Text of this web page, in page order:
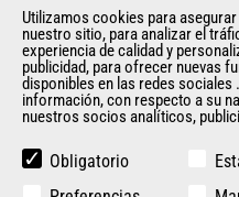
General Terms and
OTROS SITIOS DEL GRUPO
Manitou Group
Empleo
Utilizamos cookies para
nuestro sitio, para analizar el
experiencia de calidad y
publicidad, para ofrecer nuevas
disponibles en las redes
información, con respecto a su
nuestros socios analíticos,
Obligatorio